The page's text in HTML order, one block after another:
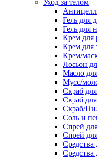
Уход за телом
Гель для
Гель для
Крем для
Крем для
Крем/
Лосьон
Масло
Мусс/
Скраб
Скраб
Скраб/
Соль и
Спрей
Спрей
Средства
Средства